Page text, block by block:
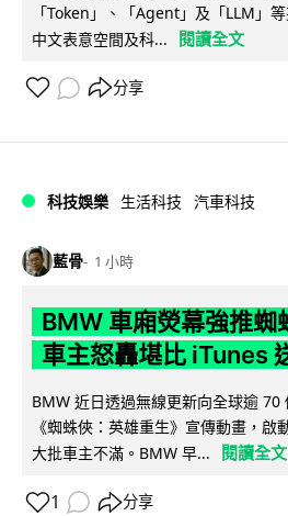
「Token」、「Agent」及「LLM」
中文表意空間及科...
閱讀全文
分享
科技娛樂 生活科技 汽車科技
藍骨 1 小時
BMW 車廂熒幕強推
車主怒轟堪比 iTunes
BMW 近日透過無線更新向全球逾 70
《蜘蛛俠：英雄重生》宣傳動畫，啟
大批車主不滿。BMW 早...
閱讀全文
1 分享